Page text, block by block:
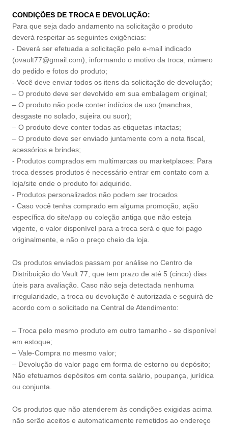
CONDIÇÕES DE TROCA E DEVOLUÇÃO:
Para que seja dado andamento na solicitação o produto
deverá respeitar as seguintes exigências:
- Deverá ser efetuada a solicitação pelo e-mail indicado
(ovault77@gmail.com), informando o motivo da troca, número
do pedido e fotos do produto;
- Você deve enviar todos os itens da solicitação de devolução;
– O produto deve ser devolvido em sua embalagem original;
– O produto não pode conter indícios de uso (manchas,
desgaste no solado, sujeira ou suor);
– O produto deve conter todas as etiquetas intactas;
– O produto deve ser enviado juntamente com a nota fiscal,
acessórios e brindes;
- Produtos comprados em multimarcas ou marketplaces: Para
troca desses produtos é necessário entrar em contato com a
loja/site onde o produto foi adquirido.
- Produtos personalizados não podem ser trocados
- Caso você tenha comprado em alguma promoção, ação
específica do site/app ou coleção antiga que não esteja
vigente, o valor disponível para a troca será o que foi pago
originalmente, e não o preço cheio da loja.
Os produtos enviados passam por análise no Centro de
Distribuição do Vault 77, que tem prazo de até 5 (cinco) dias
úteis para avaliação. Caso não seja detectada nenhuma
irregularidade, a troca ou devolução é autorizada e seguirá de
acordo com o solicitado na Central de Atendimento:
– Troca pelo mesmo produto em outro tamanho - se disponível
em estoque;
– Vale-Compra no mesmo valor;
– Devolução do valor pago em forma de estorno ou depósito;
Não efetuamos depósitos em conta salário, poupança, jurídica
ou conjunta.
Os produtos que não atenderem às condições exigidas acima
não serão aceitos e automaticamente remetidos ao endereço